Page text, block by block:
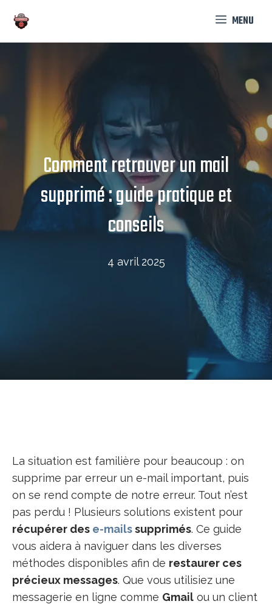
contenu
MENU
Comment retrouver un mail
supprimé : guide pratique et
conseils
4 avril 2025
La situation est familière pour beaucoup : on
supprime par erreur un e-mail important, puis
on se rend compte de notre erreur. Tout n’est
pas perdu ! Plusieurs solutions existent pour
récupérer des e-mailssupprimés. Ce guide
vous aidera à naviguer dans les diverses
méthodes disponibles afin de restaurer ces
précieux messages. Que vous utilisiez une
messagerie en ligne comme Gmail ou un client